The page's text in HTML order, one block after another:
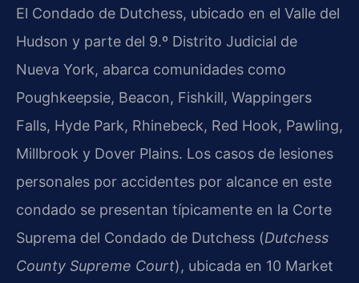
El Condado de Dutchess, ubicado en el Valle del
Hudson y parte del 9.º Distrito Judicial de
Nueva York, abarca comunidades como
Poughkeepsie, Beacon, Fishkill, Wappingers
Falls, Hyde Park, Rhinebeck, Red Hook, Pawling,
Millbrook y Dover Plains. Los casos de lesiones
personales por accidentes por alcance en este
condado se presentan típicamente en la Corte
Suprema del Condado de Dutchess (Dutchess
County Supreme Court), ubicada en 10 Market